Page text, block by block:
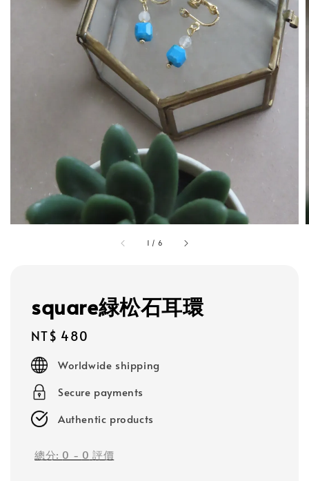
1 / 6
square緑松石耳環
Regular
price
NT$ 480
Worldwide shipping
Secure payments
Authentic products
總分: 0 - 0 評價